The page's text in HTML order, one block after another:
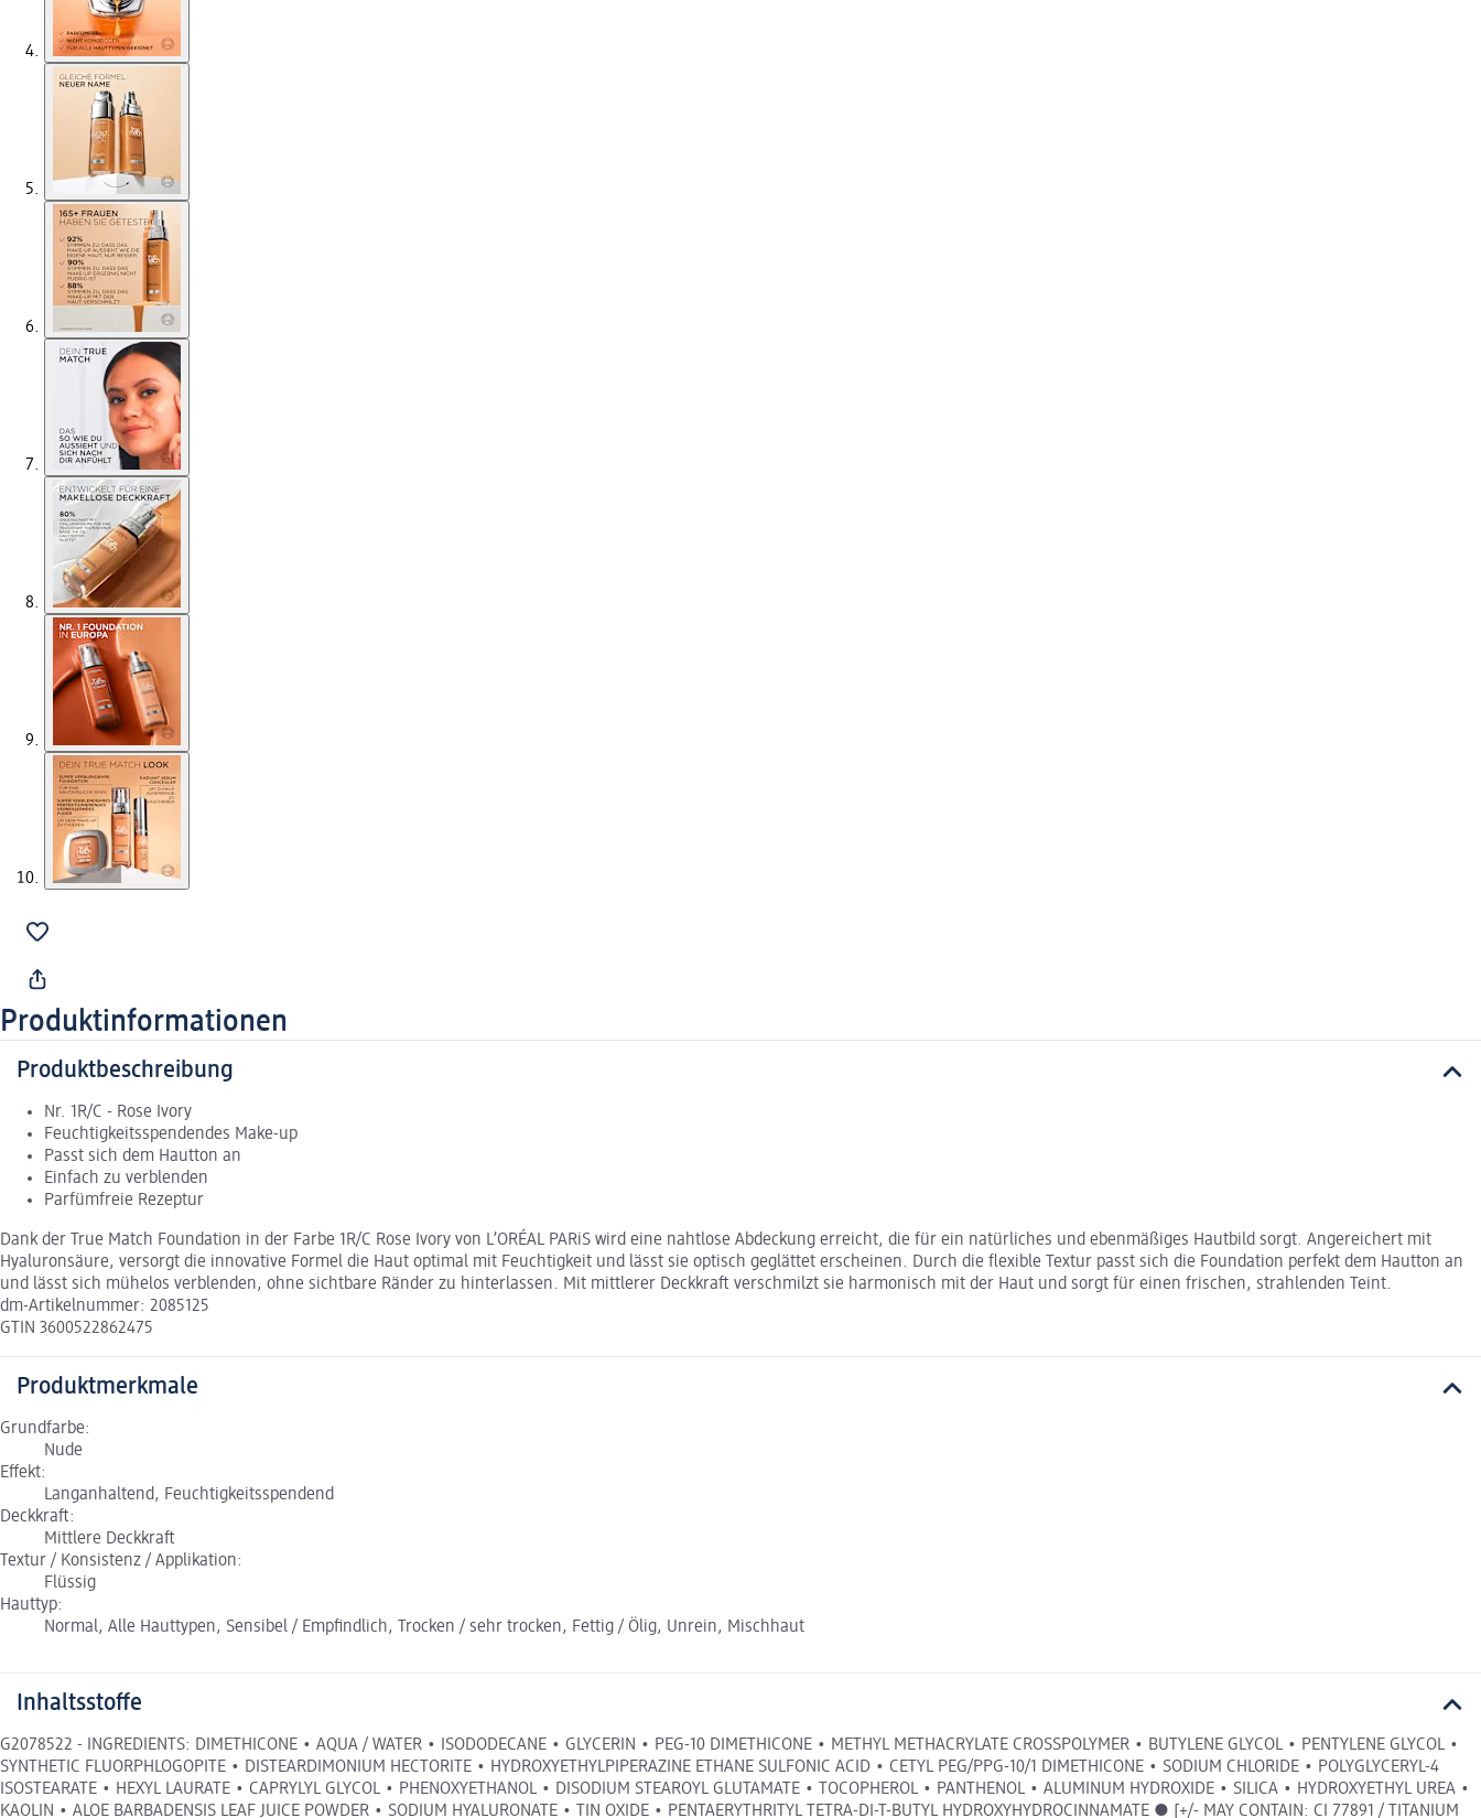
Produktinformationen
Produktbeschreibung
Nr. 1R/C - Rose Ivory
Feuchtigkeitsspendendes Make-up
Passt sich dem Hautton an
Einfach zu verblenden
Parfümfreie Rezeptur
Dank der True Match Foundation in der Farbe 1R/C Rose Ivory von L’ORÉAL PARiS wird eine nahtlose Abdeckung erreicht, die für ein natürliches und ebenmäßiges Hautbild sorgt. Angereichert mit
Hyaluronsäure, versorgt die innovative Formel die Haut optimal mit Feuchtigkeit und lässt sie optisch geglättet erscheinen. Durch die flexible Textur passt sich die Foundation perfekt dem Hautton an
und lässt sich mühelos verblenden, ohne sichtbare Ränder zu hinterlassen. Mit mittlerer Deckkraft verschmilzt sie harmonisch mit der Haut und sorgt für einen frischen, strahlenden Teint.
dm-Artikelnummer: 2085125
GTIN 3600522862475
Produktmerkmale
Grundfarbe:
Nude
Effekt:
Langanhaltend, Feuchtigkeitsspendend
Deckkraft:
Mittlere Deckkraft
Textur / Konsistenz / Applikation:
Flüssig
Hauttyp:
Normal, Alle Hauttypen, Sensibel / Empfindlich, Trocken / sehr trocken, Fettig / Ölig, Unrein, Mischhaut
Inhaltsstoffe
G2078522 - INGREDIENTS: DIMETHICONE • AQUA / WATER • ISODODECANE • GLYCERIN • PEG-10 DIMETHICONE • METHYL METHACRYLATE CROSSPOLYMER • BUTYLENE GLYCOL • PENTYLENE GLYCOL •
SYNTHETIC FLUORPHLOGOPITE • DISTEARDIMONIUM HECTORITE • HYDROXYETHYLPIPERAZINE ETHANE SULFONIC ACID • CETYL PEG/PPG-10/1 DIMETHICONE • SODIUM CHLORIDE • POLYGLYCERYL-4
ISOSTEARATE • HEXYL LAURATE • CAPRYLYL GLYCOL • PHENOXYETHANOL • DISODIUM STEAROYL GLUTAMATE • TOCOPHEROL • PANTHENOL • ALUMINUM HYDROXIDE • SILICA • HYDROXYETHYL UREA •
KAOLIN • ALOE BARBADENSIS LEAF JUICE POWDER • SODIUM HYALURONATE • TIN OXIDE • PENTAERYTHRITYL TETRA-DI-T-BUTYL HYDROXYHYDROCINNAMATE ● [+/- MAY CONTAIN: CI 77891 / TITANIUM